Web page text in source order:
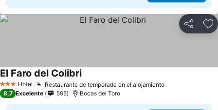
Compartir
3 Estrellas
Hotel Restaurante de temporada en el alojamiento
El Faro del Colibri
8,7 Excelente 595 Bocas del Toro